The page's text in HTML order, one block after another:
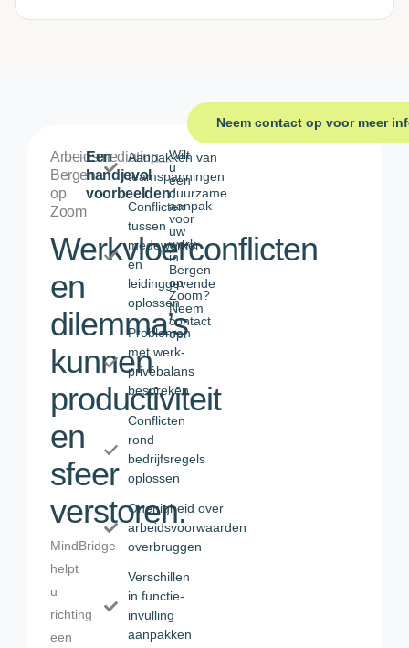
Arbeidsmediation
Bergen
op
Zoom
Werkvloerconflicten
en
dilemma’s
kunnen
productiviteit
en
sfeer
verstoren.
MindBridge
helpt
u
richting
een
Een
handjevol
voorbeelden:
Aanpakken van
teamspanningen
Conflicten
tussen
medewerker
en
leidinggevende
oplossen
Problemen
met werk-
privébalans
bespreken
Conflicten
rond
bedrijfsregels
oplossen
Onenigheid over
arbeidsvoorwaarden
overbruggen
Verschillen
in functie-
invulling
aanpakken
Wilt
u
een
duurzame
aanpak
voor
uw
werk
in
Bergen
op
Zoom?
Neem
contact
op.
Neem contact op voor meer